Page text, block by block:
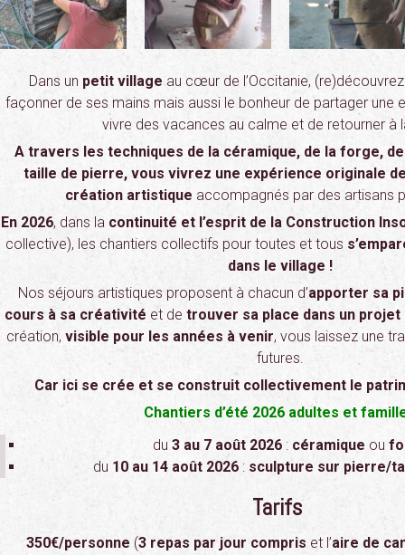
Dans un petit village au cœur de l’Occitanie, (re)découvrez
façonner de ses mains mais aussi le bonheur de partager une
vivre des vacances au calme et de retourner à
A travers les techniques de la céramique, de la forge,
taille de pierre, vous vivrez une expérience originale
création artistique accompagnés par des artisans
En 2026, dans la continuité et l’esprit de la Construction
collective), les chantiers collectifs pour toutes et tous
dans le village !
Nos séjours artistiques proposent à chacun d’apporter sa
cours à sa créativité et de trouver sa place dans un
création, visible pour les années à venir, vous laissez une
futures.
Car ici se crée et se construit collectivement le
Chantiers d’été 2026 adultes et
du 3 au 7 août 2026 : céramique ou
du 10 au 14 août 2026 : sculpture sur pierre/
Tarifs
350€/personne (3 repas par jour compris et l’aire de